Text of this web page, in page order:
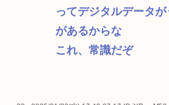
ってデジタルデータ
があるからな
これ、常識だぞ